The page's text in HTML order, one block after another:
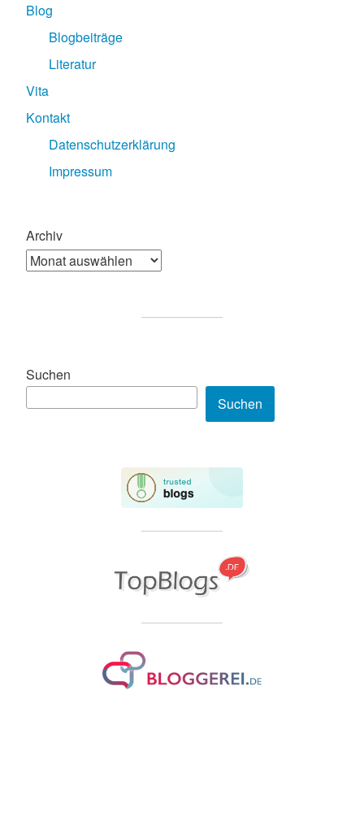
Blog
Blogbeiträge
Literatur
Vita
Kontakt
Datenschutzerklärung
Impressum
Archiv
Suchen
Suchen